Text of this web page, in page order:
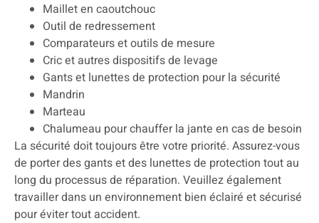
Maillet en caoutchouc
Outil de redressement
Comparateurs et outils de mesure
Cric et autres dispositifs de levage
Gants et lunettes de protection pour la sécurité
Mandrin
Marteau
Chalumeau pour chauffer la jante en cas de besoin
La sécurité doit toujours être votre priorité. Assurez-vous
de porter des gants et des lunettes de protection tout au
long du processus de réparation. Veuillez également
travailler dans un environnement bien éclairé et sécurisé
pour éviter tout accident.